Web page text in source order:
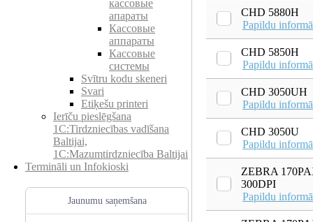
кассовые
апараты
Кассовые
аппараты
Кассовые
системы
Svītru kodu skeneri
Svari
Etiķešu printeri
Ierīču pieslēgšana
1C:Tirdzniecības vadīšana
Baltijai,
1C:Mazumtirdzniecība Baltijai
Termināli un Infokioski
Jaunumu saņemšana
CHD 5880H
Papildu
CHD 5850H
Papildu
CHD 3050UH
Papildu
CHD 3050U
Papildu
ZEBRA
300DPI
Papildu